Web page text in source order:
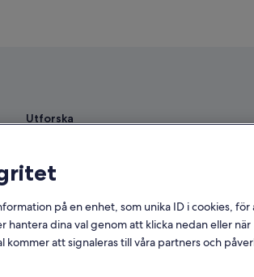
Utforska
Hotell i Sverige
Semesterpaket i Sverige
Inrikesflyg
på en enhet, som unika ID i cookies, för
dina val genom att klicka nedan eller när
kommer att signaleras till våra partners och